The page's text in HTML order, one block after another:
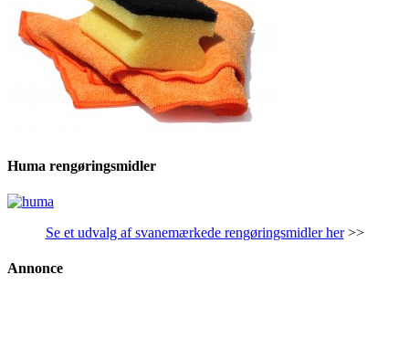
Huma rengøringsmidler
Se et udvalg af svanemærkede rengøringsmidler her>>
Annonce